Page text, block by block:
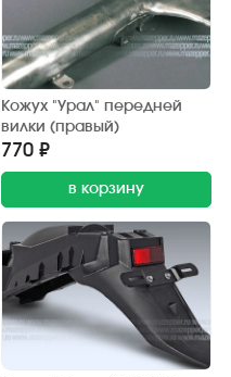
Кожух "Урал" передней
вилки (правый)
770 ₽
в корзину